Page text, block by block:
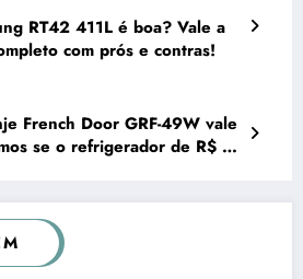
RT42 411L é boa? Vale a
com prós e contras!
French Door GRF-49W vale
se o refrigerador de R$ 31